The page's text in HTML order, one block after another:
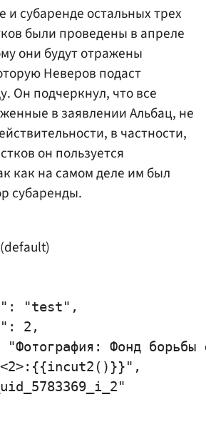
и субаренде остальных трех
были проведены в апреле
они будут отражены
Неверов подаст
Он подчеркнул, что все
в заявлении Альбац, не
в частности,
он пользуется
как на самом деле им был
субаренды.
"test",
2,
"Фотография: Фонд борьбы